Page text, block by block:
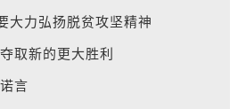
大力弘扬脱贫攻坚精神
取新的更大胜利
言